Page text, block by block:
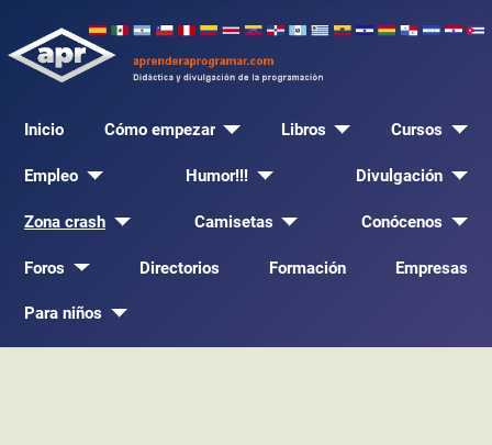
Inicio Cómo empezar Libros Cursos
Empleo Humor!!! Divulgación
Zona crash Camisetas Conócenos
Foros Directorios Formación Empresas
Para niños